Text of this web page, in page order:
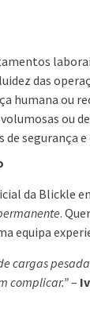
das
humana ou
ou
segurança e
da Blickle
.
equipa
cargas
complicar.”–